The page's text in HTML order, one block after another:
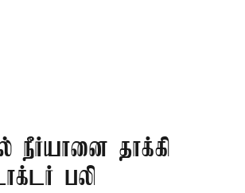
நீர்யானை தாக்கி
பலி